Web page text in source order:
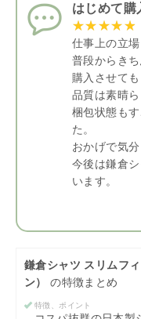
はじめて購
仕事上の立
普段からき
購入させても
品質は素晴ら
梱包状態も
た。
おかげで気分
今後は鎌倉
います。
鎌倉シャツ スリムフ
ン）の特徴まとめ
特徴、ポイント